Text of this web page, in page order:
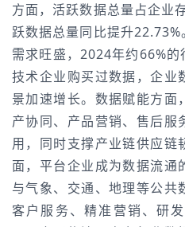
方面，活跃数据总量占企业
跃数据总量同比提升
需求旺盛，2024年约66%
技术企业购买过数据，企业
景加速增长。数据赋能方面
产协同、产品营销、售后服
用，同时支撑产业链供应链
面，平台企业成为数据流通
与气象、交通、地理等公共
客户服务、精准营销、研